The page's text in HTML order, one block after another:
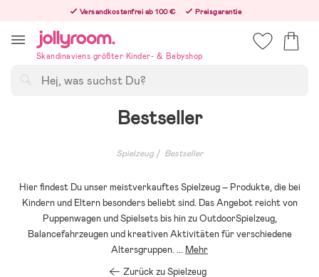
innehållet
Versandkostenfrei ab 100 €
Preisgarantie
Bestellungen, die nach 12:00 Uhr eingehen, werden am nächsten Werktag versandt!
Skandinaviens größter Kinder- & Babyshop
Bestseller
Spielzeug Bestseller
Hier findest Du unser meistverkauftes Spielzeug – Produkte, die bei
Kindern und Eltern besonders beliebt sind. Das Angebot reicht von
Puppenwagen und Spielsets bis hin zu OutdoorSpielzeug,
Balancefahrzeugen und kreativen Aktivitäten für verschiedene
Altersgruppen.... Mehr
Zurück zu Spielzeug